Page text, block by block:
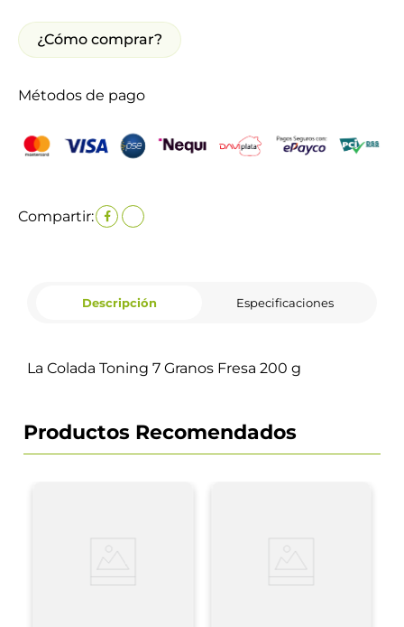
¿Cómo comprar?
Métodos de pago
Compartir:
Descripción Especificaciones
La Colada Toning 7 Granos Fresa 200 g
Productos Recomendados